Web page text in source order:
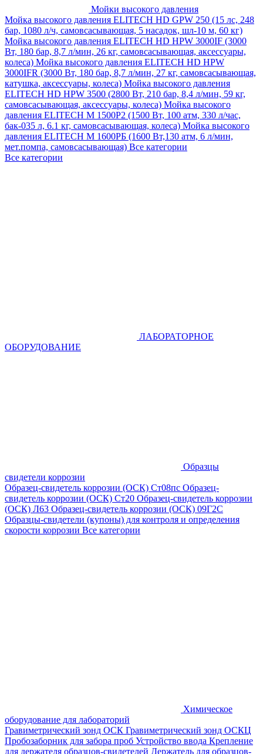
Мойки высокого давления
Мойка высокого давления ELITECH HD GPW 250 (15 лс, 248
бар, 1080 л/ч, самовсасывающая, 5 насадок, шл-10 м, 60 кг)
Мойка высокого давления ELITECH HD HPW 3000IF (3000
Вт, 180 бар, 8,7 л/мин, 26 кг, самовсасывающая, аксессуары,
колеса) Мойка высокого давления ELITECH HD HPW
3000IFR (3000 Вт, 180 бар, 8,7 л/мин, 27 кг, самовсасывающая,
катушка, аксессуары, колеса) Мойка высокого давления
ELITECH HD HPW 3500 (2800 Вт, 210 бар, 8,4 л/мин, 59 кг,
самовсасывающая, аксессуары, колеса) Мойка высокого
давления ELITECH M 1500P2 (1500 Вт, 100 атм, 330 л/час,
бак-035 л, 6.1 кг, самовсасывающая, колеса) Мойка высокого
давления ELITECH М 1600РБ (1600 Вт,130 атм, 6 л/мин,
мет.помпа, самовсасывающая) Все категории
Все категории
ЛАБОРАТОРНОЕ
ОБОРУДОВАНИЕ
Образцы
свидетели коррозии
Образец-свидетель коррозии (ОСК) Ст08пс Образец-
свидетель коррозии (ОСК) Ст20 Образец-свидетель коррозии
(ОСК) Л63 Образец-свидетель коррозии (ОСК) 09Г2С
Образцы-свидетели (купоны) для контроля и определения
скорости коррозии Все категории
Химическое
оборудование для лабораторий
Гравиметрический зонд ОСК Гравиметрический зонд ОСКЦ
Пробозаборник для забора проб Устройство ввода Крепление
для держателя образцов-свидетелей Держатель для образцов-